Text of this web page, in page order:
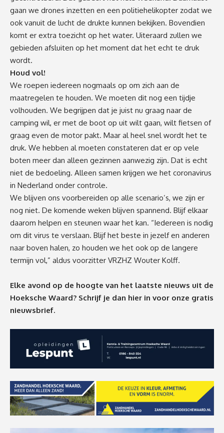
gaan we drones inzetten en een politiehelikopter zodat we
ook vanuit de lucht de drukte kunnen bekijken. Bovendien
komt er extra toezicht op het water. Uiteraard zullen we
gebieden afsluiten op het moment dat het echt te druk
wordt.
Houd vol!
We roepen iedereen nogmaals op om zich aan de
maatregelen te houden. We moeten dit nog een tijdje
volhouden. We begrijpen dat je juist nu graag naar de
camping wil, er met de boot op uit wilt gaan, wilt fietsen of
graag even de motor pakt. Maar al heel snel wordt het te
druk. We hebben al moeten constateren dat er op vele
boten meer dan alleen gezinnen aanwezig zijn. Dat is echt
niet de bedoeling. Alleen samen krijgen we het coronavirus
in Nederland onder controle.
We blijven ons voorbereiden op alle scenario’s, we zijn er
nog niet. De komende weken blijven spannend. Blijf elkaar
daarom helpen en steunen waar het kan. “Iedereen is nodig
om dit virus te verslaan. Blijf het beste in jezelf en anderen
naar boven halen, zo houden we het ook op de langere
termijn vol,” aldus voorzitter VRZHZ Wouter Kolff.
Elke avond op de hoogte van het laatste nieuws uit de
Hoeksche Waard? Schrijf je dan hier in voor onze gratis
nieuwsbrief.